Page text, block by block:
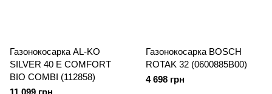
Газонокосарка AL-KO
SILVER 40 E COMFORT
BIO COMBI (112858)
11 099 грн
Газонокосарка BOSCH
ROTAK 32 (0600885B00)
4 698 грн